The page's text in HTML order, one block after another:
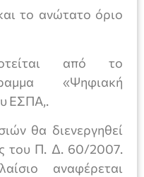
το ανώτατο όριο
από το
«Ψηφιακή
ΕΣΠΑ,.
θα διενεργηθεί
του Π. Δ. 60/2007.
αναφέρεται